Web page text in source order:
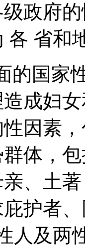
政府
各 省和
的国家
成妇
因素
体，
亲、土
护者
人及两